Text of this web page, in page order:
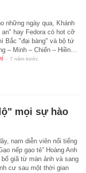
những ngày qua, Khánh
an" hay Fedora có hot cỡ
Bắc "đại bàng" và bộ tứ
– Minh – Chiến – Hiền…
- 7 năm trước
mọi sự hào
nam diễn viên nổi tiếng
nếp gạo tẻ” Hoàng Anh
bố giã từ màn ảnh và sang
cư sau một thời gian